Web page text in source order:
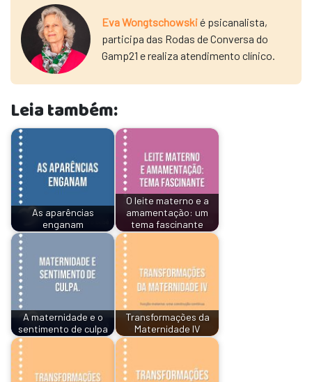
Eva Wongtschowskié psicanalista,
participa das Rodas de Conversa do
Gamp21 e realiza atendimento clínico.
Leia também:
As aparências
enganam
O leite materno e a
amamentação: um
tema fascinante
A maternidade e o
sentimento de culpa
Transformações da
Maternidade IV